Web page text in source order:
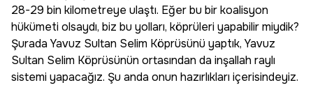
28-29 bin kilometreye ulaştı. Eğer bu bir koalisyon
hükümeti olsaydı, biz bu yolları, köprüleri yapabilir miydik?
Şurada Yavuz Sultan Selim Köprüsünü yaptık, Yavuz
Sultan Selim Köprüsünün ortasından da inşallah raylı
sistemi yapacağız. Şu anda onun hazırlıkları içerisindeyiz.